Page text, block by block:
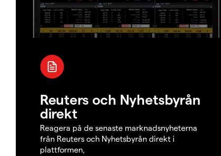
Reuters och Nyhetsbyrån
direkt
Reagera på de senaste marknadsnyheterna
från Reuters och Nyhetsbyrån direkt i
plattformen,